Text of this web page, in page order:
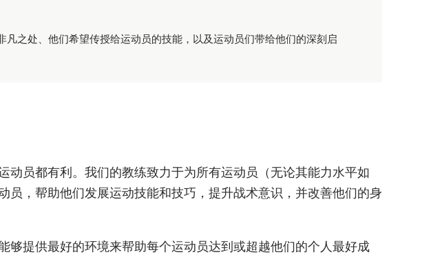
之处、他们希望传授给运动员的技能，以及运动员们带给他们的深刻启
员都有利。我们的教练致力于为所有运动员（无论其能力水平如
，帮助他们发展运动技能和技巧，提升战术意识，并改善他们的身
提供最好的环境来帮助每个运动员达到或超越他们的个人最好成